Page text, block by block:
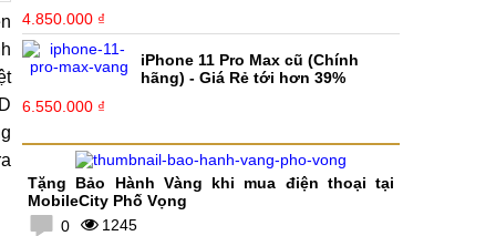
4.850.000 ₫
iPhone 11 Pro Max cũ (Chính
hãng) - Giá Rẻ tới hơn 39%
6.550.000 ₫
Tặng Bảo Hành Vàng khi mua điện thoại tại
MobileCity Phố Vọng
0
1245